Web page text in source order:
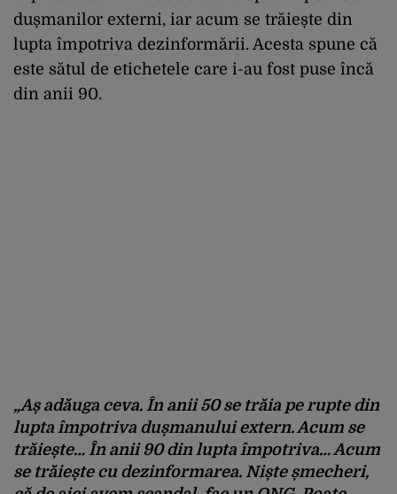
dușmanilor externi, iar acum se trăiește din
lupta împotriva dezinformării. Acesta spune că
este sătul de etichetele care i-au fost puse încă
din anii 90.
„Aș adăuga ceva. În anii 50 se trăia pe rupte din
lupta împotriva dușmanului extern. Acum se
trăiește… În anii 90 din lupta împotriva… Acum
se trăiește cu dezinformarea. Niște șmecheri,